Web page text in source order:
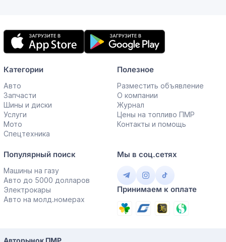
Мобильное
приложение
Категории
Авто
Запчасти
Шины и диски
Услуги
Мото
Спецтехника
Полезное
Разместить объявление
О компании
Журнал
Цены на топливо ПМР
Контакты и помощь
Популярный поиск
Машины на газу
Авто до 5000 долларов
Электрокары
Авто на молд.номерах
Мы в соц.сетях
Принимаем к оплате